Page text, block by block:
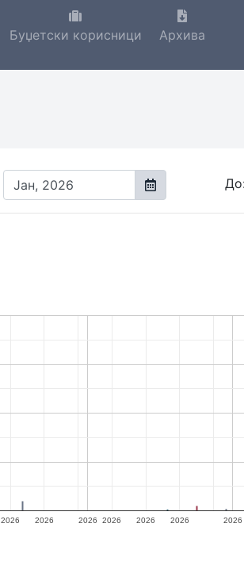
Буџетски корисници Архива
2026 2026
2026 2026 2026 2026 2026